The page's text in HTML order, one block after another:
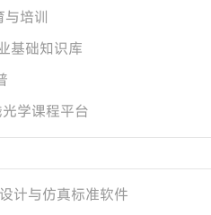
与培训
基础知识库
学课程平台
计与仿真标准软件